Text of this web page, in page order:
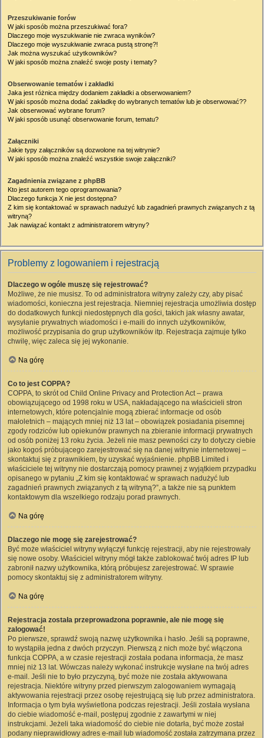
Przeszukiwanie forów
W jaki sposób można przeszukiwać fora?
Dlaczego moje wyszukiwanie nie zwraca wyników?
Dlaczego moje wyszukiwanie zwraca pustą stronę?!
Jak można wyszukać użytkowników?
W jaki sposób można znaleźć swoje posty i tematy?
Obserwowanie tematów i zakładki
Jaka jest różnica między dodaniem zakładki a obserwowaniem?
W jaki sposób można dodać zakładkę do wybranych tematów lub je obserwować??
Jak obserwować wybrane forum?
W jaki sposób usunąć obserwowanie forum, tematu?
Załączniki
Jakie typy załączników są dozwolone na tej witrynie?
W jaki sposób można znaleźć wszystkie swoje załączniki?
Zagadnienia związane z phpBB
Kto jest autorem tego oprogramowania?
Dlaczego funkcja X nie jest dostępna?
Z kim się kontaktować w sprawach nadużyć lub zagadnień prawnych związanych z tą
witryną?
Jak nawiązać kontakt z administratorem witryny?
Problemy z logowaniem i rejestracją
Dlaczego w ogóle muszę się rejestrować?
Możliwe, że nie musisz. To od administratora witryny zależy czy, aby pisać
wiadomości, konieczna jest rejestracja. Niemniej rejestracja umożliwia dostęp
do dodatkowych funkcji niedostępnych dla gości, takich jak własny awatar,
wysyłanie prywatnych wiadomości i e-maili do innych użytkowników,
możliwość przypisania do grup użytkowników itp. Rejestracja zajmuje tylko
chwilę, więc zaleca się jej wykonanie.
Na górę
Co to jest COPPA?
COPPA, to skrót od Child Online Privacy and Protection Act – prawa
obowiązującego od 1998 roku w USA, nakładającego na właścicieli stron
internetowych, które potencjalnie mogą zbierać informacje od osób
małoletnich – mających mniej niż 13 lat – obowiązek posiadania pisemnej
zgody rodziców lub opiekunów prawnych na zbieranie informacji prywatnych
od osób poniżej 13 roku życia. Jeżeli nie masz pewności czy to dotyczy ciebie
jako kogoś próbującego zarejestrować się na danej witrynie internetowej –
skontaktuj się z prawnikiem, by uzyskać wyjaśnienie. phpBB Limited i
właściciele tej witryny nie dostarczają pomocy prawnej z wyjątkiem przypadku
opisanego w pytaniu „Z kim się kontaktować w sprawach nadużyć lub
zagadnień prawnych związanych z tą witryną?”, a także nie są punktem
kontaktowym dla wszelkiego rodzaju porad prawnych.
Na górę
Dlaczego nie mogę się zarejestrować?
Być może właściciel witryny wyłączył funkcję rejestracji, aby nie rejestrowały
się nowe osoby. Właściciel witryny mógł także zablokować twój adres IP lub
zabronił nazwy użytkownika, którą próbujesz zarejestrować. W sprawie
pomocy skontaktuj się z administratorem witryny.
Na górę
Rejestracja została przeprowadzona poprawnie, ale nie mogę się
zalogować!
Po pierwsze, sprawdź swoją nazwę użytkownika i hasło. Jeśli są poprawne,
to wystąpiła jedna z dwóch przyczyn. Pierwszą z nich może być włączona
funkcja COPPA, a w czasie rejestracji została podana informacja, że masz
mniej niż 13 lat. Wówczas należy wykonać instrukcje wysłane na twój adres
e-mail. Jeśli nie to było przyczyną, być może nie została aktywowana
rejestracja. Niektóre witryny przed pierwszym zalogowaniem wymagają
aktywowania rejestracji przez osobę rejestrującą się lub przez administratora.
Informacja o tym była wyświetlona podczas rejestracji. Jeśli została wysłana
do ciebie wiadomość e-mail, postępuj zgodnie z zawartymi w niej
instrukcjami. Jeżeli taka wiadomość do ciebie nie dotarła, być może został
podany nieprawidłowy adres e-mail lub wiadomość została zatrzymana przez